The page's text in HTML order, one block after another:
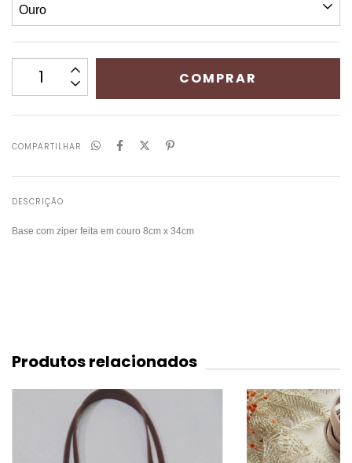
COMPARTILHAR
DESCRIÇÃO
Base com ziper feita em couro 8cm x 34cm
Produtos relacionados